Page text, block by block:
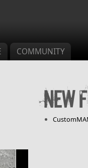
New
COMMUNITY